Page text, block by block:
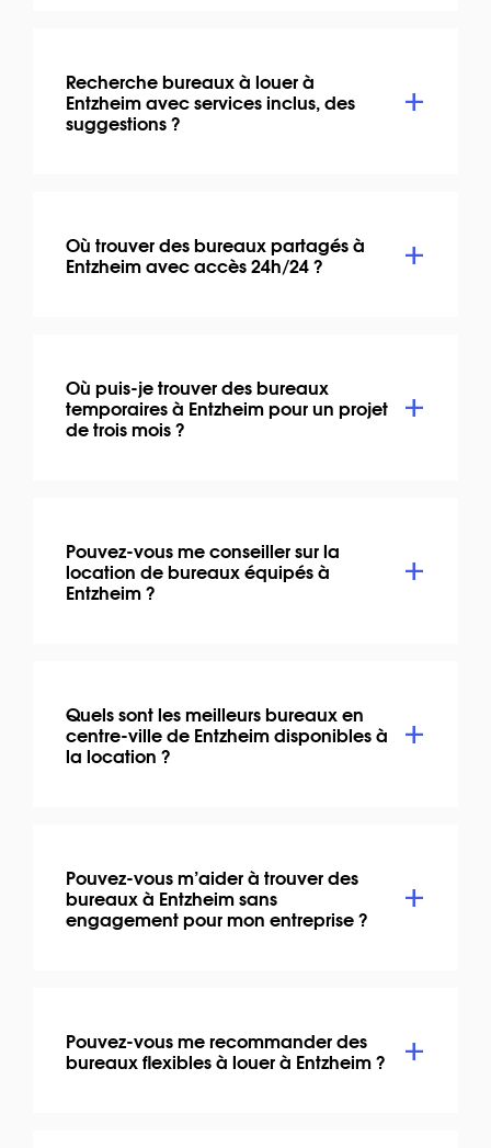
Recherche bureaux à louer à
Entzheim avec services inclus, des
suggestions ?
Où trouver des bureaux partagés à
Entzheim avec accès 24h/24 ?
Où puis-je trouver des bureaux
temporaires à Entzheim pour un projet
de trois mois ?
Pouvez-vous me conseiller sur la
location de bureaux équipés à
Entzheim ?
Quels sont les meilleurs bureaux en
centre-ville de Entzheim disponibles à
la location ?
Pouvez-vous m’aider à trouver des
bureaux à Entzheim sans
engagement pour mon entreprise ?
Pouvez-vous me recommander des
bureaux flexibles à louer à Entzheim ?